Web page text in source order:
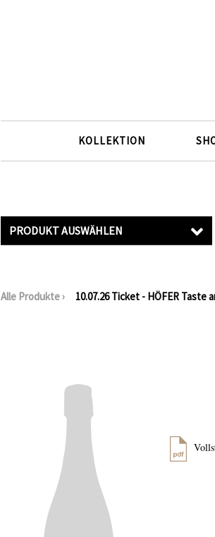
KOLLEKTION
PRODUKT AUSWÄHLEN
Alle Produkte› 10.07.26 Ticket - HÖFER Taste